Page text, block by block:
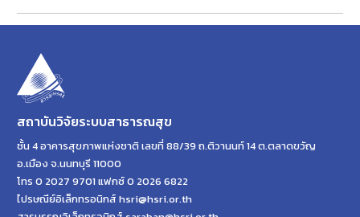
สถาบันวิจัยระบบสาธารณสุข
ชั้น 4 อาคารสุขภาพแห่งชาติ เลขที่ 88/39 ถ.ติวานนท์ 14 ต.ตลาดขวัญ
อ.เมือง จ.นนทบุรี 11000
โทร 0 2027 9701 แฟกซ์ 0 2026 6822
ไปรษณีย์อิเล็กทรอนิกส์ hsri@hsri.or.th